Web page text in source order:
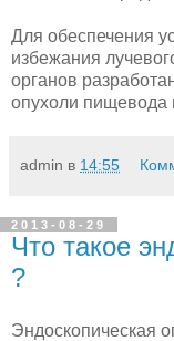
Для обеспечения
избежания
орга­нов
опухоли пищевода
admin в 14:55
2013-08-29
Что такое
?
Эндоскопическая